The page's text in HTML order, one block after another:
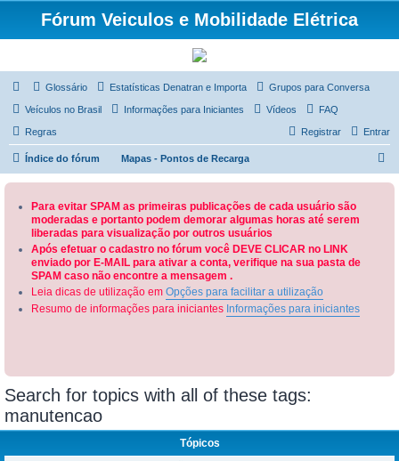
Fórum Veiculos e Mobilidade Elétrica
Glossário Estatísticas Denatran e Importa Grupos para Conversa
Veículos no Brasil Informações para Iniciantes Vídeos FAQ
Regras Entrar
Registrar
Índice do fórum Mapas - Pontos de Recarga
Para evitar SPAM as primeiras publicações de cada usuário são
moderadas e portanto podem demorar algumas horas até serem
liberadas para visualização por outros usuários
Após efetuar o cadastro no fórum você DEVE CLICAR no LINK
enviado por E-MAIL para ativar a conta, verifique na sua pasta de
SPAM caso não encontre a mensagem .
Leia dicas de utilização em Opções para facilitar a utilização
Resumo de informações para iniciantes Informações para iniciantes
Search for topics with all of these tags:
manutencao
Tópicos